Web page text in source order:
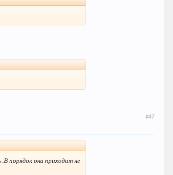
#47
.В порядок она приходит не